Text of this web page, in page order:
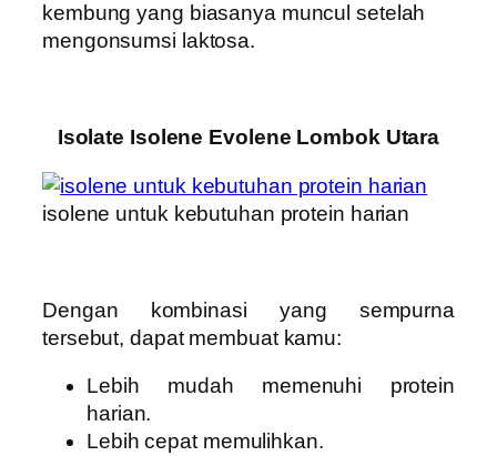
kembung yang biasanya muncul setelah
mengonsumsi laktosa.
Isolate Isolene Evolene Lombok Utara
isolene untuk kebutuhan protein harian
Dengan kombinasi yang sempurna
tersebut, dapat membuat kamu:
Lebih mudah memenuhi protein
harian.
Lebih cepat memulihkan.